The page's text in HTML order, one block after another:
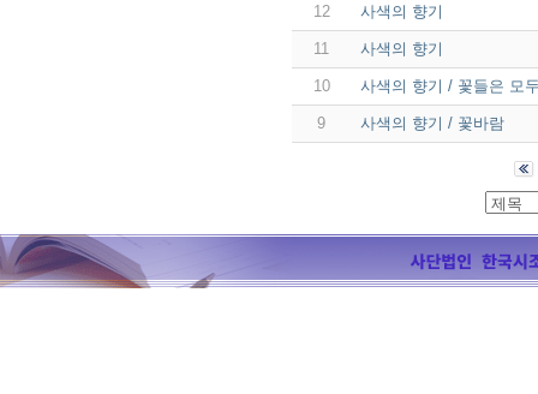
12 사색의 향기
11 사색의 향기
10 사색의 향기 / 꽃들은 모
9 사색의 향기 / 꽃바람